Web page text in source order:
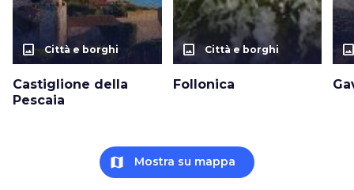
photo_size_select_actual Città e borghi
Castiglione della
Pescaia
photo_size_select_actual Città e borghi
Follonica
map Mostra su mappa